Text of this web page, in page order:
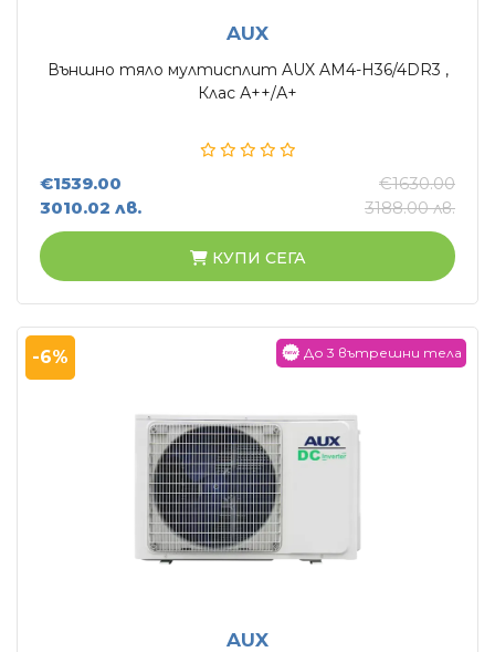
AUX
Външно тяло мултисплит AUX AM4-H36/4DR3 ,
Клас А++/А+
€1539.00
3010.02 лв.
€1630.00
3188.00 лв.
КУПИ СЕГА
-6% До 3 вътрешни тела
AUX